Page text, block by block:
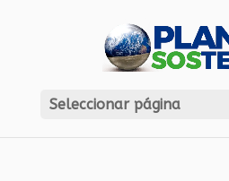
Seleccionar página